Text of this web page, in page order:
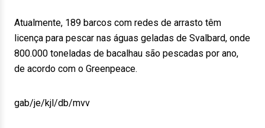
Atualmente, 189 barcos com redes de arrasto têm
licença para pescar nas águas geladas de Svalbard, onde
800.000 toneladas de bacalhau são pescadas por ano,
de acordo com o Greenpeace.
gab/je/kjl/db/mvv